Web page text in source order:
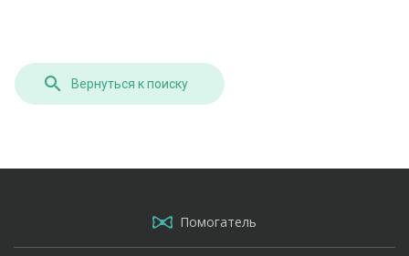
Вернуться к поиску
Помогатель